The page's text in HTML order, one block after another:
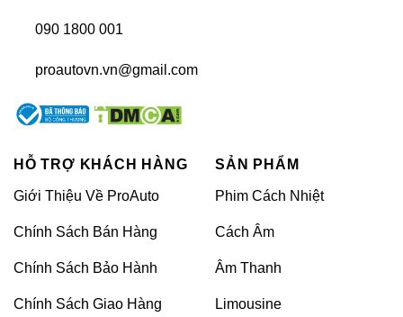
đáng được nhiều Bác chủ xe thực hiện. Tuy
nhiên, việc đầu tư nâng cấp âm thanh xe
thương hiệu âm thanh xe hơi nào, cũng như
khảo bài viết dưới đây.
Loa zin xe
090 1800 001
proautovn.vn@gmail.com
HỖ TRỢ KHÁCH HÀNG
Giới Thiệu Về ProAuto
Chính Sách Bán Hàng
Chính Sách Bảo Hành
Chính Sách Giao Hàng
SẢN PHẨM
Phim Cách Nhiệt
Cách Âm
Âm Thanh
Limousine